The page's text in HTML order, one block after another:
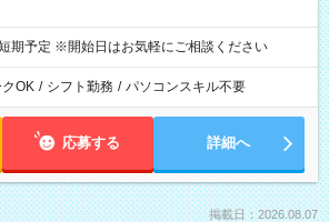
期予定 ※開始日はお気軽にご相談ください
OK / シフト勤務 / パソコンスキル不要
応募する 詳細へ
掲載日：2026.08.07